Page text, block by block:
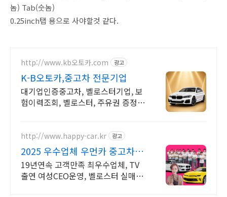
놈) Tab(숫놈)
0.25inch탭 용으로 사야할것 같다.
http://www.kb오토카.com 광고
K-B오토카,중고차 전문기업
대기업인증중고차, 벨로스터기업, 보
험이력조회, 벨로스터, 주유권 증정이
간실매물전산연동
http://www.happy-car.kr 광고
2025 우수업체 우먼카 중고차는
최우수모범업체에서!
19년연속 고객만족 최우수업체, TV
출연 여성CEO운영, 벨로스터 실매물